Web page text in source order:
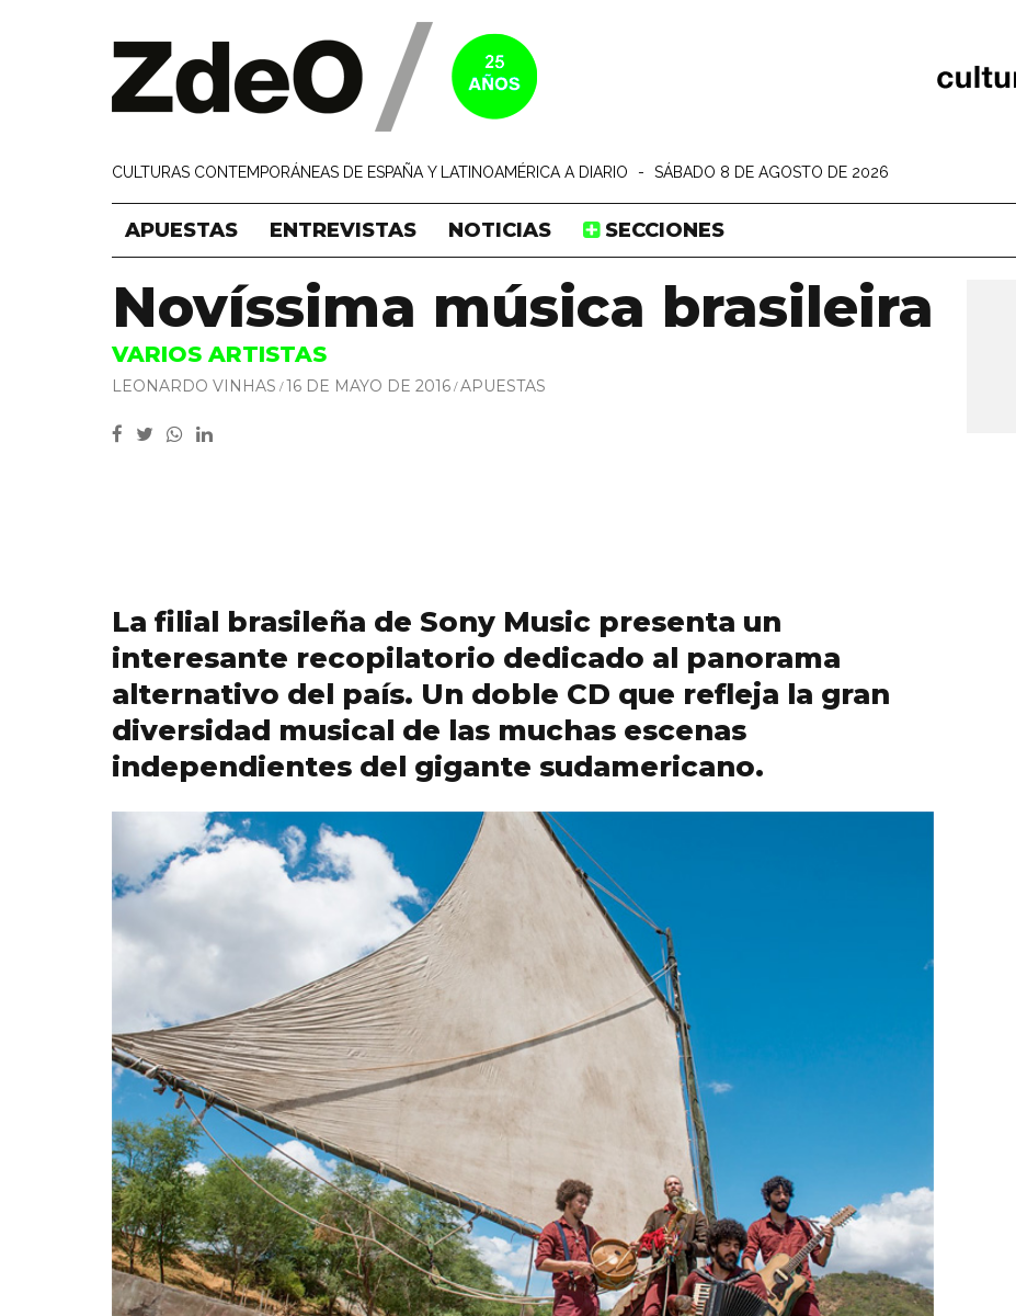
CULTURAS CONTEMPORÁNEAS DE ESPAÑA Y LATINOAMÉRICA A DIARIO - SÁBADO 8 DE AGOSTO DE 2026
APUESTAS ENTREVISTAS NOTICIAS SECCIONES
Novíssima música brasileira
VARIOS ARTISTAS
LEONARDO VINHAS 16 DE MAYO DE 2016 APUESTAS
La filial brasileña de Sony Music presenta un
interesante recopilatorio dedicado al panorama
alternativo del país. Un doble CD que refleja la gran
diversidad musical de las muchas escenas
independientes del gigante sudamericano.